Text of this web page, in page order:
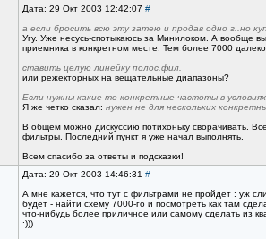
Дата: 29 Окт 2003 12:42:07 #
а если бросить всю эту затею и продав одно г..но
Угу. Уже несусь-спотыкаюсь за Минилоком. А вообще
приемника в конкретном месте. Тем более 7000 далеко
ставить целую линейку полос.фил.
или режекторных на вещательные диапазоны?
Если нужны какие-то конкретные частоты в
Я же четко сказал: нужен не для нескольких
В общем можно дискуссию потихоньку сворачивать.
фильтры. Последний пункт я уже начал выполнять.
Всем спасибо за ответы и подсказки!
Дата: 29 Окт 2003 14:46:31 #
А мне кажется, что тут с фильтрами не пройдет : уж
будет - найти схему 7000-го и посмотреть как там
что-нибудь более приличное или самому сделать из
:)))